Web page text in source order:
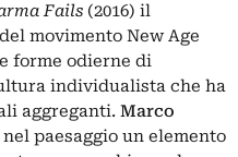
Fails (2016) il
movimento New Age
forme odierne di
individualista che ha
aggreganti. Marco
paesaggio un elemento